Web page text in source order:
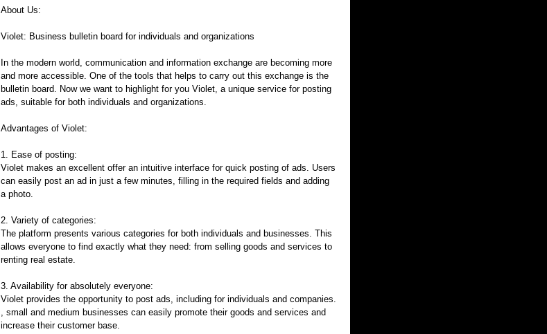
About Us:
Violet: Business bulletin board for individuals and organizations
In the modern world, communication and information exchange are becoming more
and more accessible. One of the tools that helps to carry out this exchange is the
bulletin board. Now we want to highlight for you Violet, a unique service for posting
ads, suitable for both individuals and organizations.
Advantages of Violet:
1. Ease of posting:
Violet makes an excellent offer an intuitive interface for quick posting of ads. Users
can easily post an ad in just a few minutes, filling in the required fields and adding
a photo.
2. Variety of categories:
The platform presents various categories for both individuals and businesses. This
allows everyone to find exactly what they need: from selling goods and services to
renting real estate.
3. Availability for absolutely everyone:
Violet provides the opportunity to post ads, including for individuals and companies.
, small and medium businesses can easily promote their goods and services and
increase their customer base.